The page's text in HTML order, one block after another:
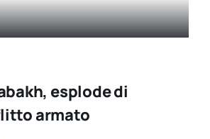
esplode di
armato